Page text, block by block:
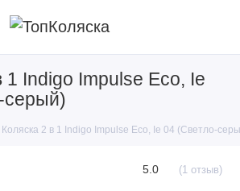
1 Indigo Impulse Eco, Ie
серый)
Коляска 2 в 1 Indigo Impulse Eco, Ie 04 (Светло-
5.0 (1 отзыв)